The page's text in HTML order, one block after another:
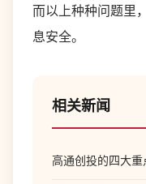
而以上种种问题里
息安全。
相关新闻
高通创投的四大重